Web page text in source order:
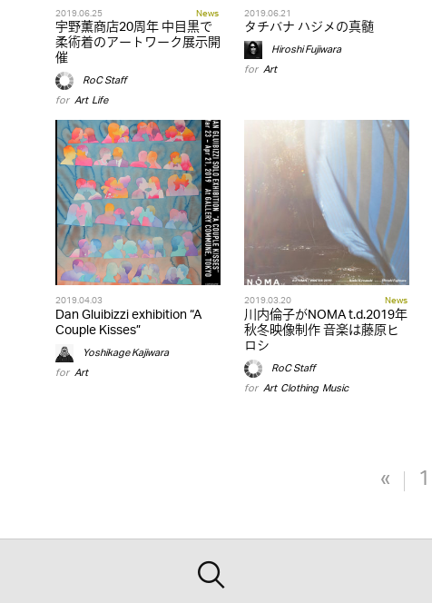
2019.06.25 News
宇野薫商店20周年 中目黒で
柔術着のアートワーク展示開
催
RoC Staff
for Art,Life
2019.06.21
タチバナ ハジメの真髄
Hiroshi Fujiwara
for Art
2019.04.03
Dan Gluibizzi exhibition “A
Couple Kisses”
Yoshikage Kajiwara
for Art
2019.03.20 News
川内倫子がNOMA t.d.2019年
秋冬映像制作 音楽は藤原ヒ
ロシ
RoC Staff
for Art,Clothing,Music
« 1